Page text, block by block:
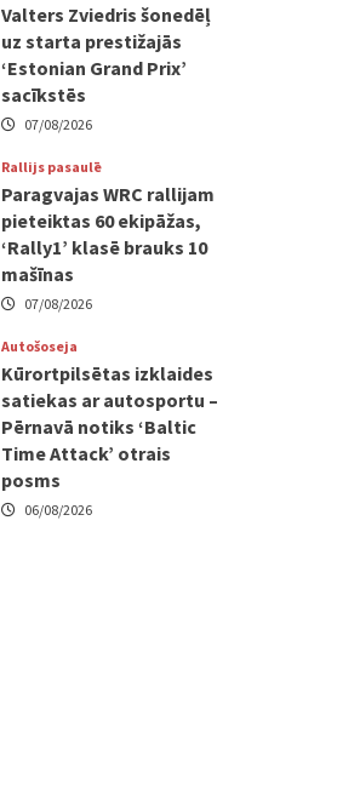
Valters Zviedris šonedēļ
uz starta prestižajās
‘Estonian Grand Prix’
sacīkstēs
07/08/2026
Rallijs pasaulē
Paragvajas WRC rallijam
pieteiktas 60 ekipāžas,
‘Rally1’ klasē brauks 10
mašīnas
07/08/2026
Autošoseja
Kūrortpilsētas izklaides
satiekas ar autosportu –
Pērnavā notiks ‘Baltic
Time Attack’ otrais
posms
06/08/2026